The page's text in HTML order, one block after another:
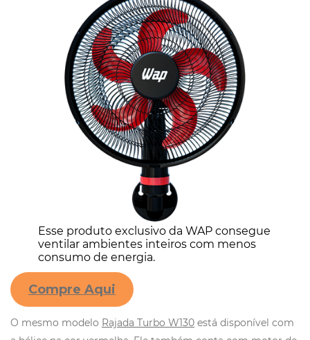
Esse produto exclusivo da WAP consegue
ventilar ambientes inteiros com menos
consumo de energia.
Compre Aqui
O mesmo modelo Rajada Turbo W130 está disponível com